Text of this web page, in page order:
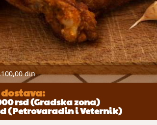
din
rsd (Gradska zona)
(Petrovaradin i Veternik)